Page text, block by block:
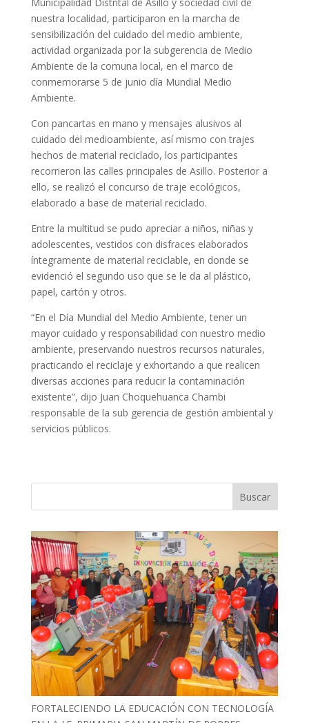
nuestra localidad, participaron en la marcha de
sensibilización del cuidado del medio ambiente,
actividad organizada por la subgerencia de Medio
Ambiente de la comuna local, en el marco de
conmemorarse 5 de junio día Mundial Medio
Ambiente.
Con pancartas en mano y mensajes alusivos al
cuidado del medioambiente, así mismo con trajes
hechos de material reciclado, los participantes
recorrieron las calles principales de Asillo. Posterior a
ello, se realizó el concurso de traje ecológicos,
elaborado a base de material reciclado.
Entre la multitud se pudo apreciar a niños, niñas y
adolescentes, vestidos con disfraces elaborados
íntegramente de material reciclable, en donde se
evidenció el segundo uso que se le da al plástico,
papel, cartón y otros.
“En el Día Mundial del Medio Ambiente, tener un
mayor cuidado y responsabilidad con nuestro medio
ambiente, preservando nuestros recursos naturales,
practicando el reciclaje y exhortando a que realicen
diversas acciones para reducir la contaminación
existente”, dijo Juan Choquehuanca Chambi
responsable de la sub gerencia de gestión ambiental y
servicios públicos.
FORTALECIENDO LA EDUCACIÓN CON TECNOLOGÍA